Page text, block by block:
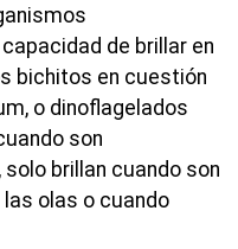
de brillar en
bichitos en cuestión
o dinoflagelados
son
brillan cuando son
olas o cuando